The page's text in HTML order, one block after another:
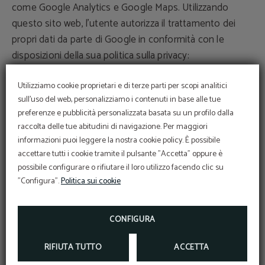
Utilizziamo cookie proprietari e di terze parti per scopi analitici
sull'uso del web, personalizziamo i contenuti in base alle tue
preferenze e pubblicità personalizzata basata su un profilo dalla
raccolta delle tue abitudini di navigazione. Per maggiori
informazioni puoi leggere la nostra cookie policy. È possibile
accettare tutti i cookie tramite il pulsante "Accetta" oppure è
possibile configurare o rifiutare il loro utilizzo facendo clic su
"Configura".Politica sui cookie
CONFIGURA
RIFIUTA TUTTO ACCETTA
come Google Analytics e Google Maps. Utilizzando
questo sito web, l'utente autorizza il trattamento dei
propri dati da parte di Google in conformità con le
disposizioni della sua politica sulla privacy:
Accuratezza dei dati
L'utente deve compilare i moduli con dati veri, esatti,
completi e aggiornati. L'utente non inserirà i dati
corrispondenti ad un'altra persona; hotel presumerà che
i dati siano stati forniti dal loro legittimo proprietario.
L'utente sarà l'unico responsabile per eventuali danni,
completamento del modulo con falsi dati di proprietà e
identificativi di un'altra persona.